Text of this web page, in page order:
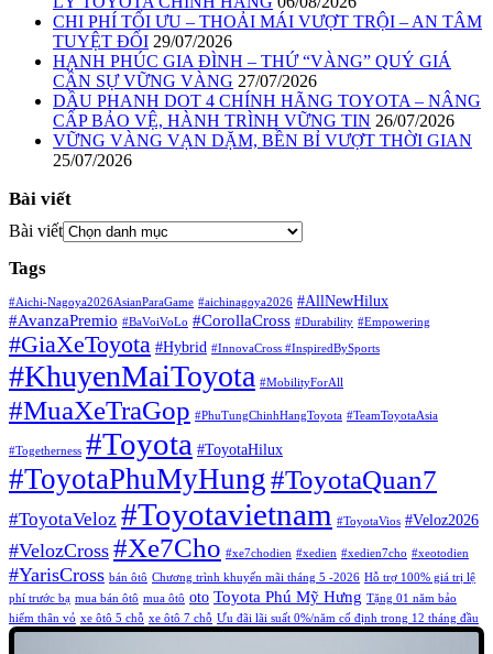
CHI PHÍ TỐI ƯU – THOẢI MÁI VƯỢT TRỘI – AN TÂM
TUYỆT ĐỐI 29/07/2026
HẠNH PHÚC GIA ĐÌNH – THỨ “VÀNG” QUÝ GIÁ
CẦN SỰ VỮNG VÀNG 27/07/2026
DẦU PHANH DOT 4 CHÍNH HÃNG TOYOTA – NÂNG
CẤP BẢO VỆ, HÀNH TRÌNH VỮNG TIN 26/07/2026
VỮNG VÀNG VẠN DẶM, BỀN BỈ VƯỢT THỜI GIAN
25/07/2026
Bài viết
Bài viết
Tags
#Aichi-Nagoya2026AsianParaGame #aichinagoya2026 #AllNewHilux
#AvanzaPremio #BaVoiVoLo #CorollaCross #Durability #Empowering
#GiaXeToyota #Hybrid #InnovaCross ​ #InspiredBySports
#KhuyenMaiToyota #MobilityForAll
#MuaXeTraGop #PhuTungChinhHangToyota #TeamToyotaAsia
#Togetherness #Toyota #ToyotaHilux
#ToyotaPhuMyHung#ToyotaQuan7
#ToyotaVeloz #Toyotavietnam #ToyotaVios #Veloz2026
#VelozCross #Xe7Cho #xe7chodien #xedien #xedien7cho #xeotodien
#YarisCross bán ôtô Chương trình khuyến mãi tháng 5 -2026 Hỗ trợ 100% giá trị lệ
phí trước bạ mua bán ôtô mua ôtô oto Toyota Phú Mỹ Hưng Tặng 01 năm bảo
hiểm thân vỏ xe ôtô 5 chỗ xe ôtô 7 chỗ Ưu đãi lãi suất 0%/năm cố định trong 12 tháng đầu